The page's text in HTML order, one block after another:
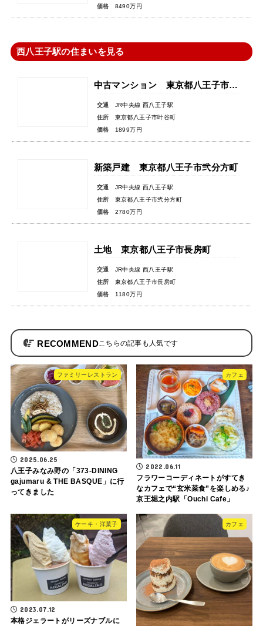
価格
8490万円
西八王子駅の住まいを見る
中古マンション 東京都八王子市叶谷町
交通
JR中央線 西八王子駅
住所
東京都八王子市叶谷町
価格
1899万円
新築戸建 東京都八王子市弐分方町
交通
JR中央線 西八王子駅
住所
東京都八王子市弐分方町
価格
2780万円
土地 東京都八王子市長房町
交通
JR中央線 西八王子駅
住所
東京都八王子市長房町
価格
1180万円
RECOMMEND
ファミリーレストラン
2025.06.25
八王子みなみ野の「373-DINING
gajumaru & THE BASQUE」に行
ってきました
カフェ
2022.06.11
フラワーコーディネートがすてき
なカフェで“玄米菜食”を楽しめる♪
京王堀之内駅「Ouchi Cafe」
ケーキ・洋菓子
2023.07.12
本格ジェラートがリーズナブルに
カフェ